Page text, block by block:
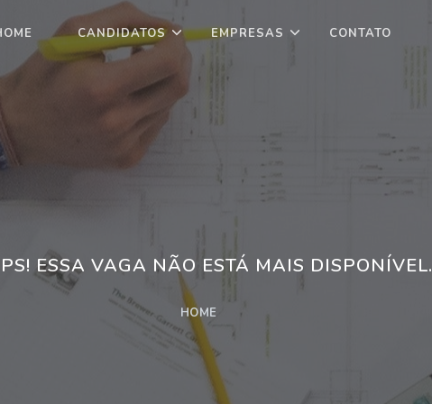
CANDIDATOS EMPRESAS CONTATO
ESSA VAGA NÃO ESTÁ MAIS DISPONÍVEL.
HOME